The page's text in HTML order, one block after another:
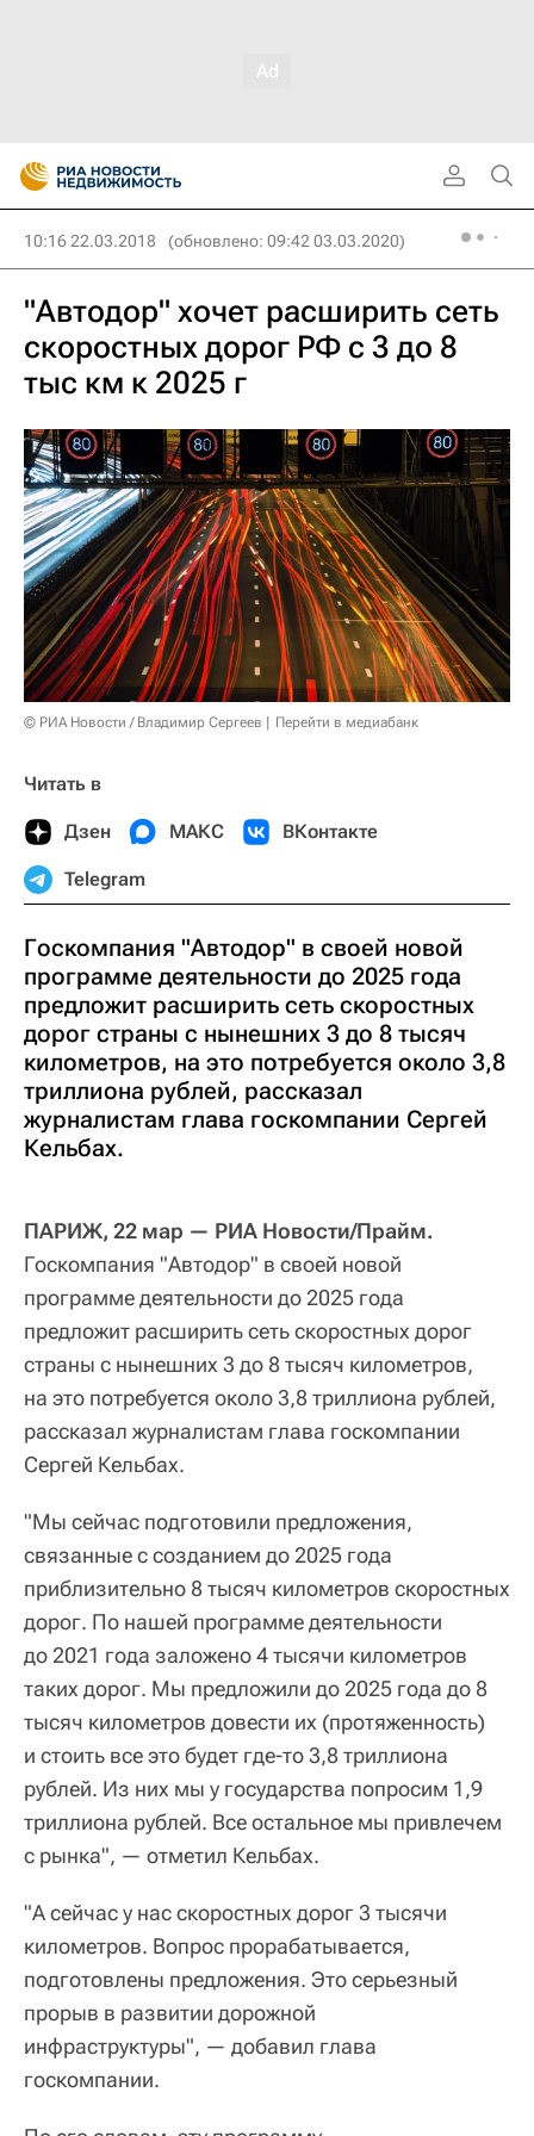
10:16 22.03.2018 (обновлено: 09:42 03.03.2020)
"Автодор" хочет расширить сеть
скоростных дорог РФ с 3 до 8
тыс км к 2025 г
© РИА Новости / Владимир Сергеев Перейти в медиабанк
Читать в
Дзен МАКС ВКонтакте
Telegram
Госкомпания "Автодор" в своей новой
программе деятельности до 2025 года
предложит расширить сеть скоростных
дорог страны с нынешних 3 до 8 тысяч
километров, на это потребуется около 3,8
триллиона рублей, рассказал
журналистам глава госкомпании Сергей
Кельбах.
ПАРИЖ, 22 мар — РИА Новости/Прайм.
Госкомпания "Автодор" в своей новой
программе деятельности до 2025 года
предложит расширить сеть скоростных дорог
страны с нынешних 3 до 8 тысяч километров,
на это потребуется около 3,8 триллиона рублей,
рассказал журналистам глава госкомпании
Сергей Кельбах.
"Мы сейчас подготовили предложения,
связанные с созданием до 2025 года
приблизительно 8 тысяч километров скоростных
дорог. По нашей программе деятельности
до 2021 года заложено 4 тысячи километров
таких дорог. Мы предложили до 2025 года до 8
тысяч километров довести их (протяженность)
и стоить все это будет где-то 3,8 триллиона
рублей. Из них мы у государства попросим 1,9
триллиона рублей. Все остальное мы привлечем
с рынка", — отметил Кельбах.
"А сейчас у нас скоростных дорог 3 тысячи
километров. Вопрос прорабатывается,
подготовлены предложения. Это серьезный
прорыв в развитии дорожной
инфраструктуры", — добавил глава
госкомпании.